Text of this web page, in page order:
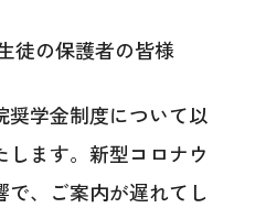
徒の保護者の皆様
学金制度について以
ます。新型コロナウ
、ご案内が遅れてし